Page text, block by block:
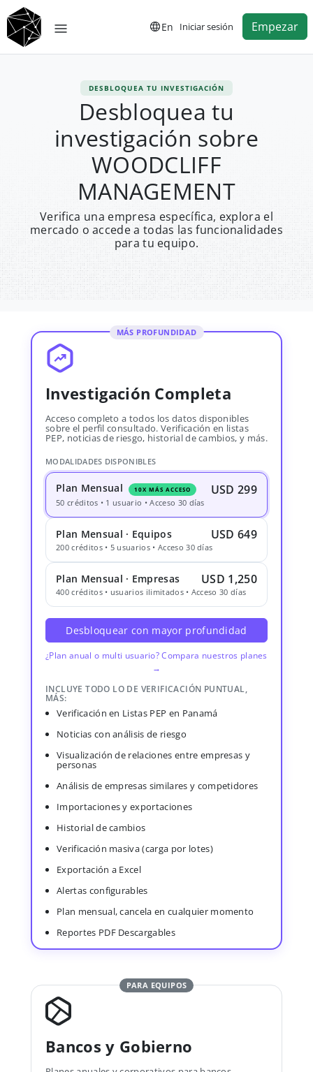
En Iniciar sesión Empezar
DESBLOQUEA TU INVESTIGACIÓN
Desbloquea tu
investigación sobre
WOODCLIFF
MANAGEMENT
Verifica una empresa específica, explora el
mercado o accede a todas las funcionalidades
para tu equipo.
MÁS PROFUNDIDAD
Investigación Completa
Acceso completo a todos los datos disponibles
sobre el perfil consultado. Verificación en listas
PEP, noticias de riesgo, historial de cambios, y más.
MODALIDADES DISPONIBLES
Plan Mensual 10X MÁS ACCESO USD 299
50 créditos • 1 usuario • Acceso 30 días
Plan Mensual · Equipos USD 649
200 créditos • 5 usuarios • Acceso 30 días
Plan Mensual · Empresas USD 1,250
400 créditos • usuarios ilimitados • Acceso 30 días
Desbloquear con mayor profundidad
¿Plan anual o multi usuario? Compara nuestros planes
→
INCLUYE TODO LO DE VERIFICACIÓN PUNTUAL,
MÁS:
Verificación en Listas PEP en Panamá
Noticias con análisis de riesgo
Visualización de relaciones entre empresas y
personas
Análisis de empresas similares y competidores
Importaciones y exportaciones
Historial de cambios
Verificación masiva (carga por lotes)
Exportación a Excel
Alertas configurables
Plan mensual, cancela en cualquier momento
Reportes PDF Descargables
PARA EQUIPOS
Bancos y Gobierno